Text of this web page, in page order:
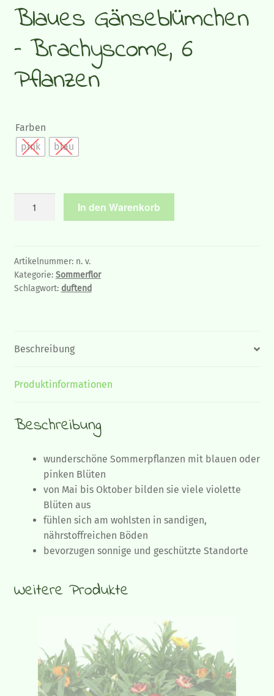
Herbstpflanzen und Stauden
Zimmerpflanzen
Blaues Gänseblümchen
– Brachyscome, 6
Pflanzen
Farben
pink
blau
6
Pflanzen
Menge
In den Warenkorb
Artikelnummer: n. v.
Kategorie: Sommerflor
Schlagwort: duftend
Beschreibung
Produktinformationen
Beschreibung
wunderschöne Sommerpflanzen mit blauen oder
pinken Blüten
von Mai bis Oktober bilden sie viele violette
Blüten aus
fühlen sich am wohlsten in sandigen,
nährstoffreichen Böden
bevorzugen sonnige und geschützte Standorte
Weitere Produkte